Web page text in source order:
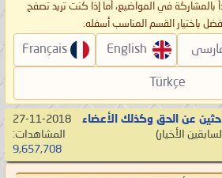
بالمشاركة في المواضيع، أما إذا كنت تريد تصفح
باختيار القسم المناسب أسفله.
English
Français
Türkçe
عن الحق وكذلك الأعضاء
الأخيار)
27-11-2018
المشاهدات:
9,657,708